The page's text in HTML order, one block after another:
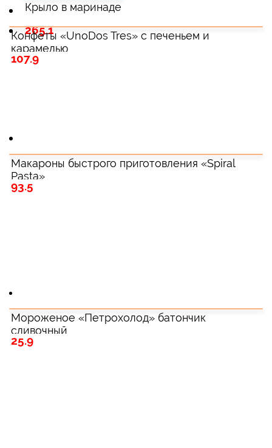
Конфеты «UnoDos Tres» с печеньем и
карамелью
107.9
Крыло в маринаде
265.1
Макароны быстрого приготовления «Spiral
Pasta»
93.5
Мороженое «Петрохолод» батончик
сливочный
25.9